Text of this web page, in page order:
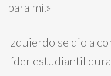
para mí.»
Izquierdo se dio a
líder estudiantil